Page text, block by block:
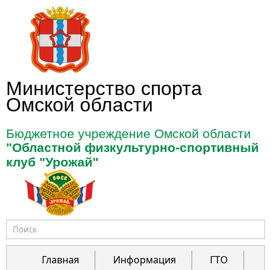
Перейти к основному содержанию
Министерство спорта
Омской области
Бюджетное учреждение Омской области
"Областной физкультурно-спортивный
клуб "Урожай"
Форма поиска
Главная
Информация ГТО